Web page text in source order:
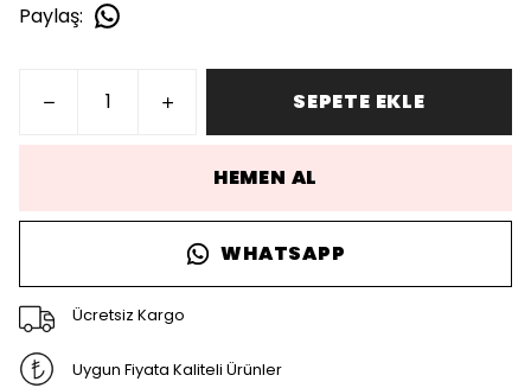
Paylaş:
SEPETE EKLE
HEMEN AL
WHATSAPP
Ücretsiz Kargo
Uygun Fiyata Kaliteli Ürünler